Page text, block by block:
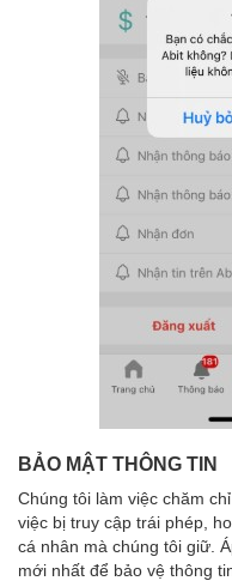
BẢO MẬT THÔNG TIN
Chúng tôi làm việc chăm
việc bị truy cập trái phép,
cá nhân mà chúng tôi giữ.
mới nhất để bảo vệ thông